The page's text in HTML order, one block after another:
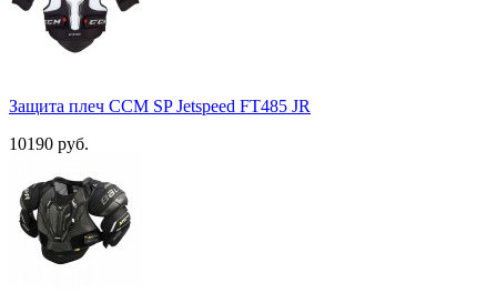
Защита плеч ССМ SP Jetspeed FT485 JR
10190 руб.